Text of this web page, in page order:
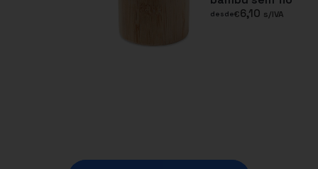
desde€6,10 s/IVA